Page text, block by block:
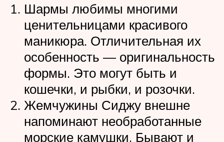
Шармы любимы многими
ценительницами красивого
маникюра. Отличительная их
особенность — оригинальность
формы. Это могут быть и
кошечки, и рыбки, и розочки.
Жемчужины Сиджу внешне
напоминают необработанные
морские камушки. Бывают и